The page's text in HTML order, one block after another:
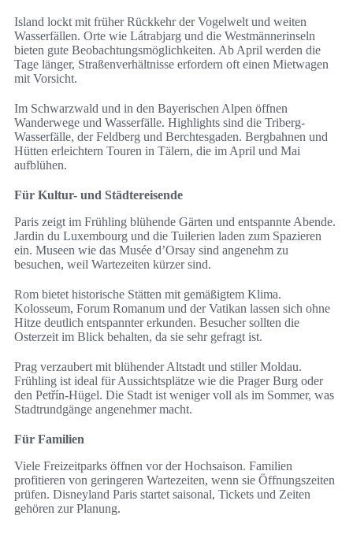
Island lockt mit früher Rückkehr der Vogelwelt und weiten
Wasserfällen. Orte wie Látrabjarg und die Westmännerinseln
bieten gute Beobachtungsmöglichkeiten. Ab April werden die
Tage länger, Straßenverhältnisse erfordern oft einen Mietwagen
mit Vorsicht.
Im Schwarzwald und in den Bayerischen Alpen öffnen
Wanderwege und Wasserfälle. Highlights sind die Triberg-
Wasserfälle, der Feldberg und Berchtesgaden. Bergbahnen und
Hütten erleichtern Touren in Tälern, die im April und Mai
aufblühen.
Für Kultur- und Städtereisende
Paris zeigt im Frühling blühende Gärten und entspannte Abende.
Jardin du Luxembourg und die Tuilerien laden zum Spazieren
ein. Museen wie das Musée d’Orsay sind angenehm zu
besuchen, weil Wartezeiten kürzer sind.
Rom bietet historische Stätten mit gemäßigtem Klima.
Kolosseum, Forum Romanum und der Vatikan lassen sich ohne
Hitze deutlich entspannter erkunden. Besucher sollten die
Osterzeit im Blick behalten, da sie sehr gefragt ist.
Prag verzaubert mit blühender Altstadt und stiller Moldau.
Frühling ist ideal für Aussichtsplätze wie die Prager Burg oder
den Petřín-Hügel. Die Stadt ist weniger voll als im Sommer, was
Stadtrundgänge angenehmer macht.
Für Familien
Viele Freizeitparks öffnen vor der Hochsaison. Familien
profitieren von geringeren Wartezeiten, wenn sie Öffnungszeiten
prüfen. Disneyland Paris startet saisonal, Tickets und Zeiten
gehören zur Planung.